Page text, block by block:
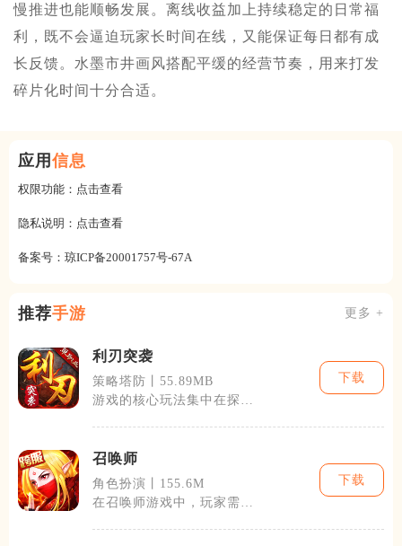
慢推进也能顺畅发展。离线收益加上持续稳定的日常福
利，既不会逼迫玩家长时间在线，又能保证每日都有成
长反馈。水墨市井画风搭配平缓的经营节奏，用来打发
碎片化时间十分合适。
应用 信息
权限功能： 点击查看
隐私说明： 点击查看
备案号： 琼ICP备20001757号-67A
推荐手游 更多 +
利刃突袭
策略塔防丨55.89MB
游戏的核心玩法集中在探
下载
召唤师
角色扮演丨155.6M
在召唤师游戏中，玩家需要
下载